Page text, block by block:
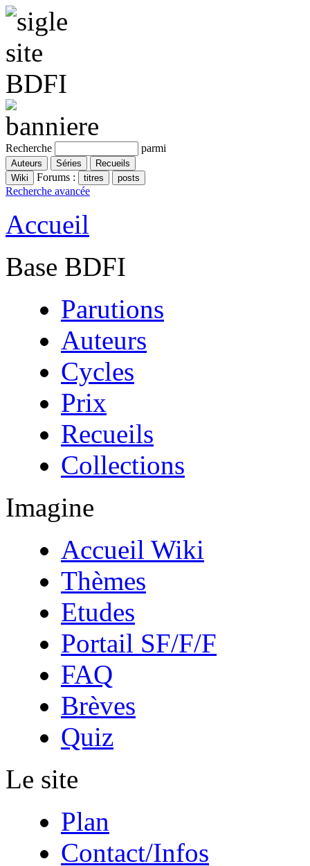
Recherche parmi
Forums :
Recherche avancée
Accueil
Base BDFI
Parutions
Auteurs
Cycles
Prix
Recueils
Collections
Imagine
Accueil Wiki
Thèmes
Etudes
Portail SF/F/F
FAQ
Brèves
Quiz
Le site
Plan
Contact/Infos